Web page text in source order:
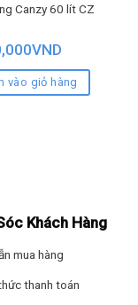
Canzy 60 lít CZ
VND
vào giỏ hàng
Khách Hàng
mua hàng
thanh toán